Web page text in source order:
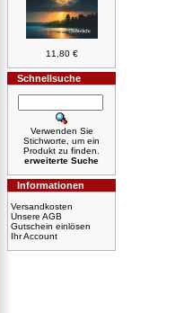
11,80 €
Schnellsuche
Verwenden Sie
Stichworte, um ein
Produkt zu finden.
erweiterte Suche
Informationen
Versandkosten
Unsere AGB
Gutschein einlösen
Ihr Account